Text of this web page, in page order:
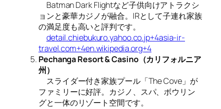
Batman Dark Flightなど子供向けアトラクシ
ョンと豪華カジノが融合。IRとして子連れ家族
の満足度も高いと評判です。
detail.chiebukuro.yahoo.co.jp+4asia-ir-
travel.com+4en.wikipedia.org+4
Pechanga Resort & Casino（カリフォルニア
州）
スライダー付き家族プール「The Cove」が
ファミリーに好評。カジノ、スパ、ボウリン
グと一体のリゾート空間です。